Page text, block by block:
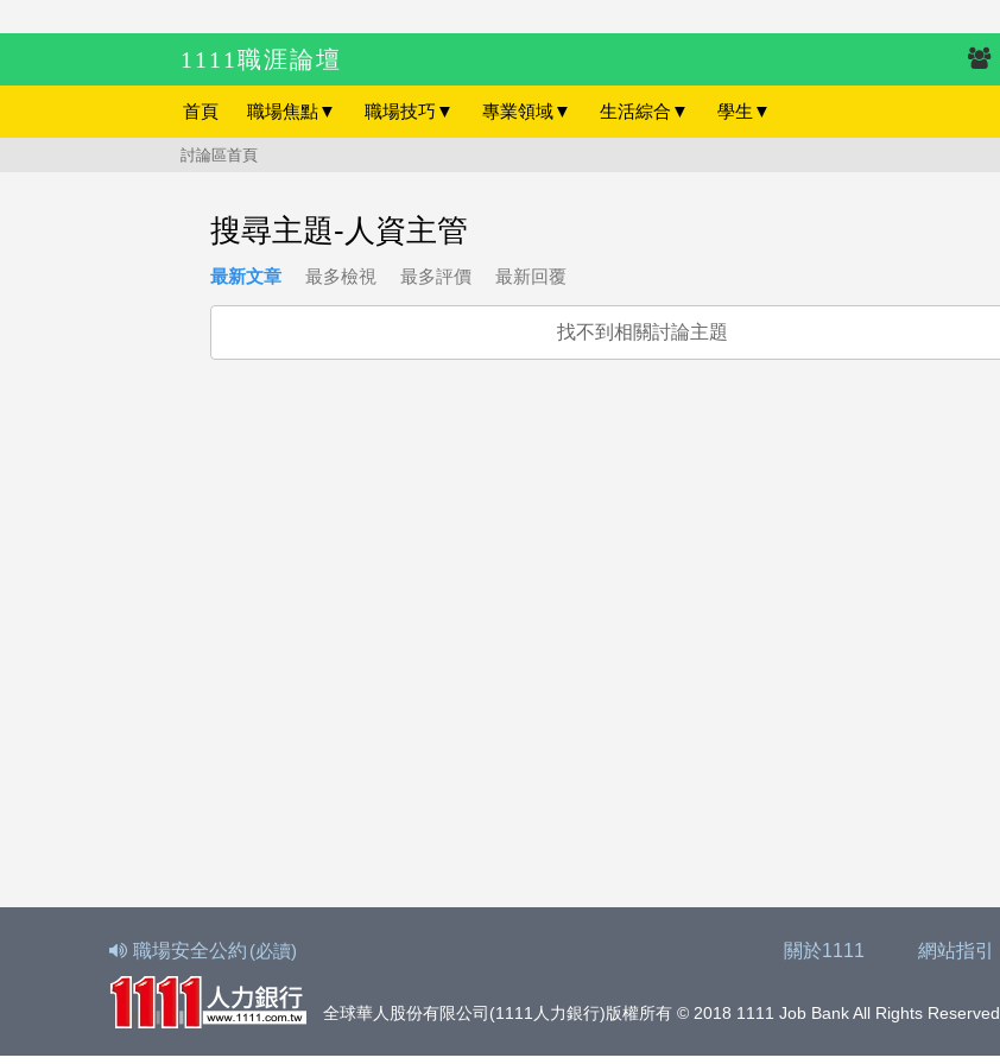
1111職涯論壇
首頁 職場焦點▼ 職場技巧 ▼ 專業領域▼ 生活綜合 ▼ 學生 ▼
討論區首頁
搜尋主題-人資主管
最新文章 最多檢視 最多評價 最新回覆
找不到相關討論主題
職場安全公約 (必讀) 關於1111 網站指引
全球華人股份有限公司(1111人力銀行)版權所有 © 2018 1111 Job Bank All Rights Reserved.